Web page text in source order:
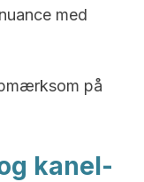
med
på
kanel-